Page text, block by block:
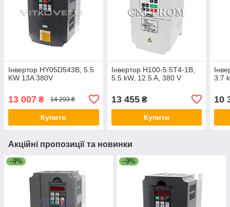
Інвертор HY05D543B, 5.5
KW 13A 380V
13 007 ₴ 14 293 ₴
Купити
Інвертор H100-5.5T4-1B,
5.5 kW, 12.5 A, 380 V
13 455₴
Купити
3.7
10
Акційні пропозиції та новинки
–9% –9%